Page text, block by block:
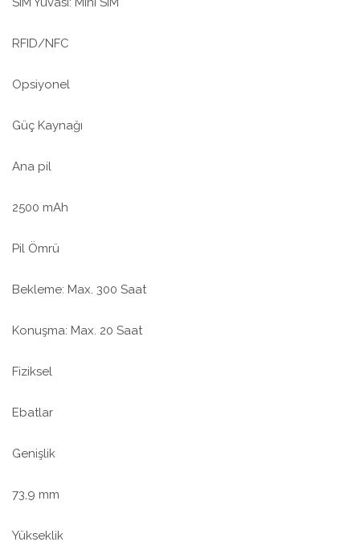
RFID/NFC
Opsiyonel
Güç Kaynağı
Ana pil
2500 mAh
Pil Ömrü
Bekleme: Max. 300 Saat
Konuşma: Max. 20 Saat
Fiziksel
Ebatlar
Genişlik
73,9 mm
Yükseklik